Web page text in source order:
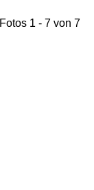
Fotos 1 - 7 von 7